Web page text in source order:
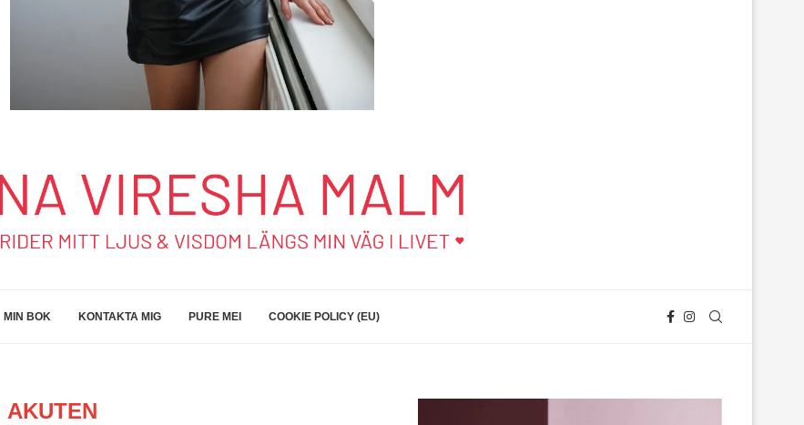
MIN BOK KONTAKTA MIG PURE MEI COOKIE POLICY (EU)
AKUTEN